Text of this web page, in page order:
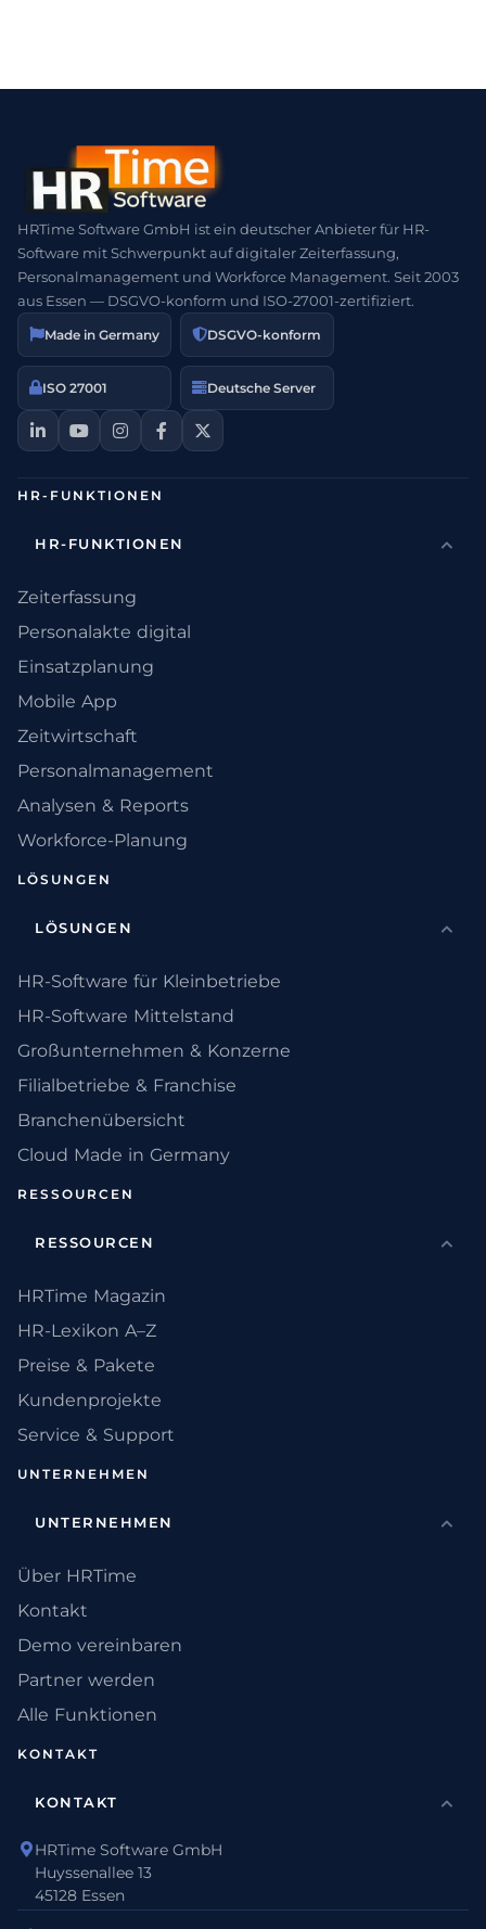
HRTime Software GmbH ist ein deutscher Anbieter für HR-
Software mit Schwerpunkt auf digitaler Zeiterfassung,
Personalmanagement und Workforce Management. Seit 2003
aus Essen — DSGVO-konform und ISO-27001-zertifiziert.
Made in Germany DSGVO-konform
ISO 27001 Deutsche Server
HR-FUNKTIONEN
HR-FUNKTIONEN
Zeiterfassung
Personalakte digital
Einsatzplanung
Mobile App
Zeitwirtschaft
Personalmanagement
Analysen & Reports
Workforce-Planung
LÖSUNGEN
LÖSUNGEN
HR-Software für Kleinbetriebe
HR-Software Mittelstand
Großunternehmen & Konzerne
Filialbetriebe & Franchise
Branchenübersicht
Cloud Made in Germany
RESSOURCEN
RESSOURCEN
HRTime Magazin
HR-Lexikon A–Z
Preise & Pakete
Kundenprojekte
Service & Support
UNTERNEHMEN
UNTERNEHMEN
Über HRTime
Kontakt
Demo vereinbaren
Partner werden
Alle Funktionen
KONTAKT
KONTAKT
HRTime Software GmbH
Huyssenallee 13
45128 Essen